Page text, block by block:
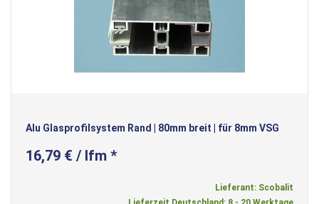
Alu Glasprofilsystem Rand | 80mm breit | für 8mm VSG
16,79 € / lfm *
Lieferant: Scobalit